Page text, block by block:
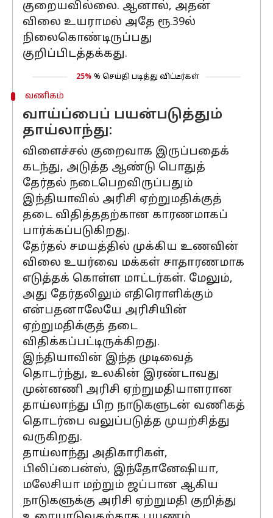
குறையவில்லை. ஆனால், அதன்
விலை உயராமல் அதே ரூ.39ல்
நிலைகொண்டிருப்பது
குறிப்பிடத்தக்கது.
25% % செய்தி படித்து விட்டீர்கள்
வணிகம்
வாய்ப்பைப் பயன்படுத்தும்
தாய்லாந்து:
விளைச்சல் குறைவாக இருப்பதைக்
கடந்து, அடுத்த ஆண்டு பொதுத்
தேர்தல் நடைபெறவிருப்பதும்
இந்தியாவில் அரிசி ஏற்றுமதிக்குத்
தடை விதித்ததற்கான காரணமாகப்
பார்க்கப்படுகிறது.
தேர்தல் சமயத்தில் முக்கிய உணவின்
விலை உயர்வை மக்கள் சாதாரணமாக
எடுத்தக் கொள்ள மாட்டர்கள். மேலும்,
அது தேர்தலிலும் எதிரொளிக்கும்
என்பதனாலேயே அரிசியின்
ஏற்றுமதிக்குத் தடை
விதிக்கப்பட்டிருக்கிறது.
இந்தியாவின் இந்த முடிவைத்
தொடர்ந்து, உலகின் இரண்டாவது
முன்னணி அரிசி ஏற்றுமதியாளரான
தாய்லாந்து பிற நாடுகளுடன் வணிகத்
தொடர்பை வலுப்படுத்த முயற்சித்து
வருகிறது.
தாய்லாந்து அதிகாரிகள்,
பிலிப்பைன்ஸ், இந்தோனேஷியா,
மலேசியா மற்றும் ஜப்பான ஆகிய
நாடுகளுக்கு அரிசி ஏற்றுமதி குறித்து